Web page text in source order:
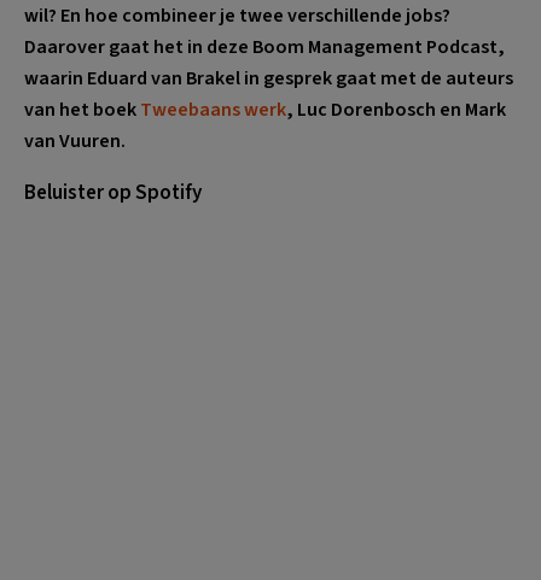
wil? En hoe combineer je twee verschillende jobs?
Daarover gaat het in deze Boom Management Podcast,
waarin Eduard van Brakel in gesprek gaat met de auteurs
van het boekTweebaans werk, Luc Dorenbosch en Mark
van Vuuren.
Beluister op Spotify